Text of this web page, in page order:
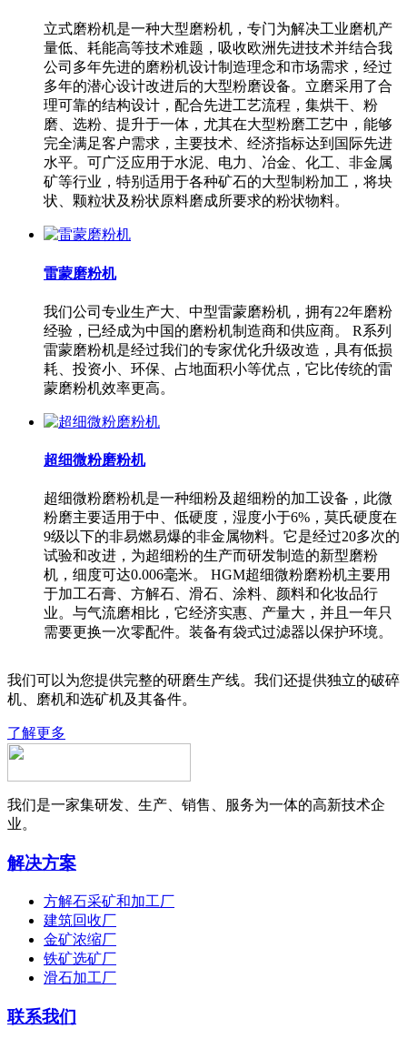
立式磨粉机是一种大型磨粉机，专门为解决工业磨机产
量低、耗能高等技术难题，吸收欧洲先进技术并结合我
公司多年先进的磨粉机设计制造理念和市场需求，经过
多年的潜心设计改进后的大型粉磨设备。立磨采用了合
理可靠的结构设计，配合先进工艺流程，集烘干、粉
磨、选粉、提升于一体，尤其在大型粉磨工艺中，能够
完全满足客户需求，主要技术、经济指标达到国际先进
水平。可广泛应用于水泥、电力、冶金、化工、非金属
矿等行业，特别适用于各种矿石的大型制粉加工，将块
状、颗粒状及粉状原料磨成所要求的粉状物料。
雷蒙磨粉机
我们公司专业生产大、中型雷蒙磨粉机，拥有22年磨粉
经验，已经成为中国的磨粉机制造商和供应商。 R系列
雷蒙磨粉机是经过我们的专家优化升级改造，具有低损
耗、投资小、环保、占地面积小等优点，它比传统的雷
蒙磨粉机效率更高。
超细微粉磨粉机
超细微粉磨粉机是一种细粉及超细粉的加工设备，此微
粉磨主要适用于中、低硬度，湿度小于6%，莫氏硬度在
9级以下的非易燃易爆的非金属物料。它是经过20多次的
试验和改进，为超细粉的生产而研发制造的新型磨粉
机，细度可达0.006毫米。 HGM超细微粉磨粉机主要用
于加工石膏、方解石、滑石、涂料、颜料和化妆品行
业。与气流磨相比，它经济实惠、产量大，并且一年只
需要更换一次零配件。装备有袋式过滤器以保护环境。
我们可以为您提供完整的研磨生产线。我们还提供独立的破碎
机、磨机和选矿机及其备件。
了解更多
我们是一家集研发、生产、销售、服务为一体的高新技术企
业。
解决方案
方解石采矿和加工厂
建筑回收厂
金矿浓缩厂
铁矿选矿厂
滑石加工厂
联系我们